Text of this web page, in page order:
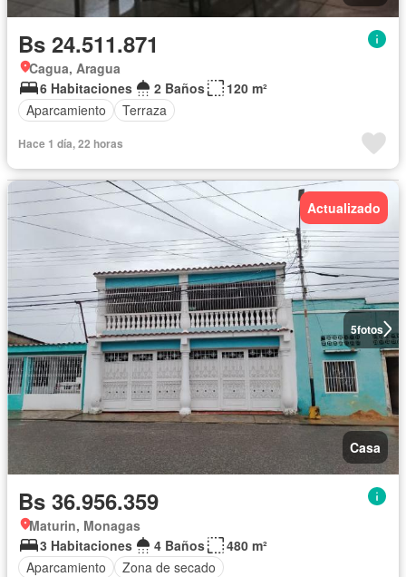
Bs 24.511.871
Cagua, Aragua
6 Habitaciones
2 Baños
120 m²
Aparcamiento
Terraza
Hace 1 día, 22 horas
5fotos
Actualizado
Casa
Bs 36.956.359
Maturin, Monagas
3 Habitaciones
4 Baños
480 m²
Aparcamiento
Zona de secado